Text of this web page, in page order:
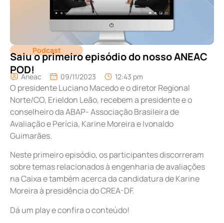
Podcast
Saiu o primeiro episódio do nosso ANEAC
POD!
Aneac 09/11/2023 12:43 pm
O presidente Luciano Macedo e o diretor Regional
Norte/CO, Erieldon Leão, recebem a presidente e o
conselheiro da ABAP- Associação Brasileira de
Avaliação e Perícia, Karine Moreira e Ivonaldo
Guimarães.
Neste primeiro episódio, os participantes discorreram
sobre temas relacionados à engenharia de avaliações
na Caixa e também acerca da candidatura de Karine
Moreira à presidência do CREA-DF.
Dá um play e confira o conteúdo!